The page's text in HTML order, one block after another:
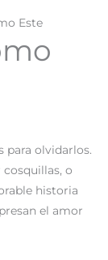
Este
para olvidarlos.
cosquillas, o
historia
el amor